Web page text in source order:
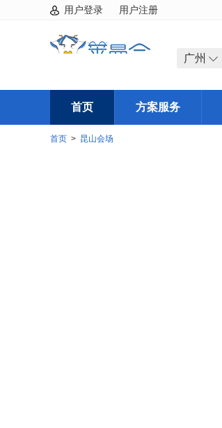
用户登录 用户注册
广州
首页 方案服务
首页 > 昆山会场